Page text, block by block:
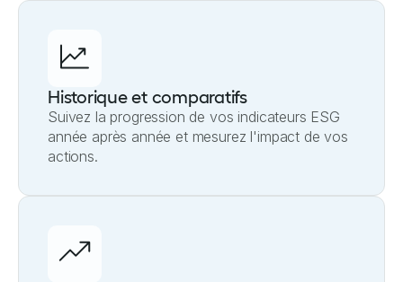
Historique et comparatifs
Suivez la progression de vos indicateurs ESG
année après année et mesurez l'impact de vos
actions.